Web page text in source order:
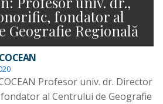
fondator al
Geografie Regională
Profesor univ. dr. Director
al Centrului de Geografie